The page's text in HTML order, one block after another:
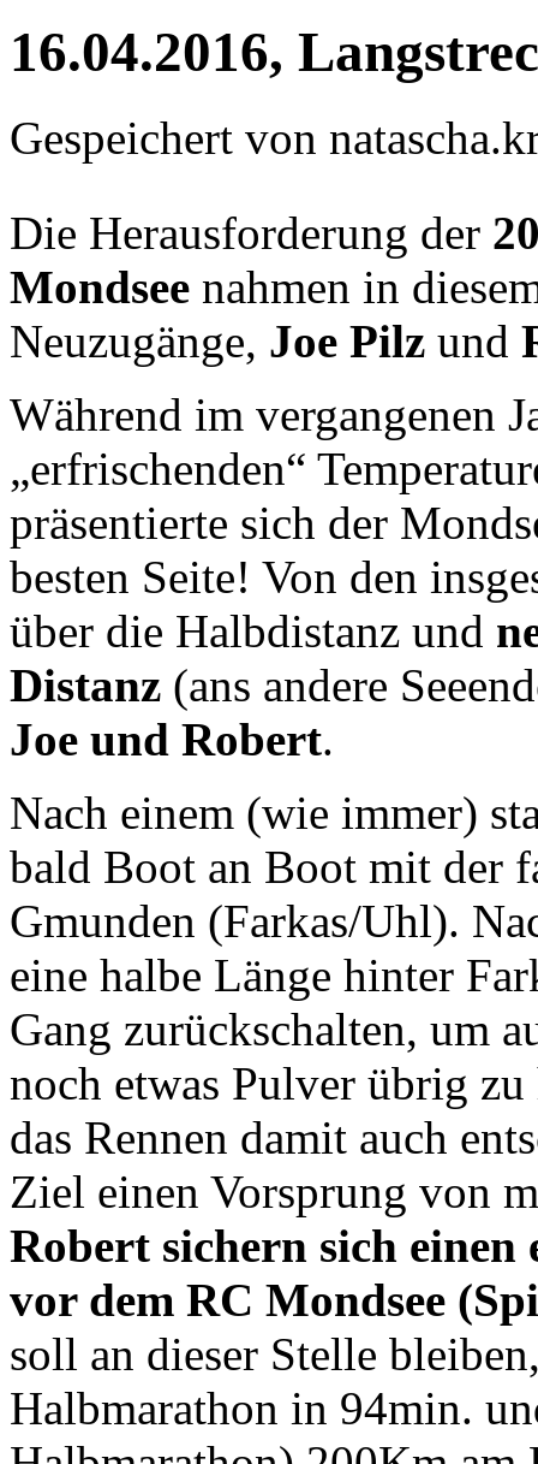
16.04.2016,
Gespeichert von
Die Herausforderung der
Mondsee nahmen in
Neuzugänge, Joe Pilz und
Während im vergangenen
„erfrischenden“
präsentierte sich der
besten Seite! Von den
über die Halbdistanz und
Distanz (ans andere
Joe und Robert.
Nach einem (wie immer)
bald Boot an Boot mit der
Gmunden (Farkas/Uhl).
eine halbe Länge hinter
Gang zurückschalten, um
noch etwas Pulver übrig
das Rennen damit auch
Ziel einen Vorsprung von
Robert sichern sich einen
vor dem RC Mondsee
soll an dieser Stelle
Halbmarathon in 94min.